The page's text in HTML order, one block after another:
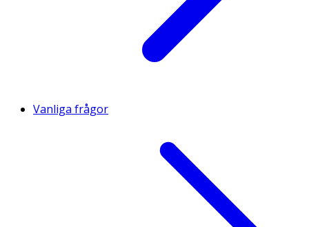
Vanliga frågor